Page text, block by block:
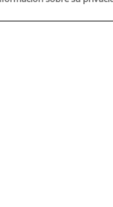
en Alicante